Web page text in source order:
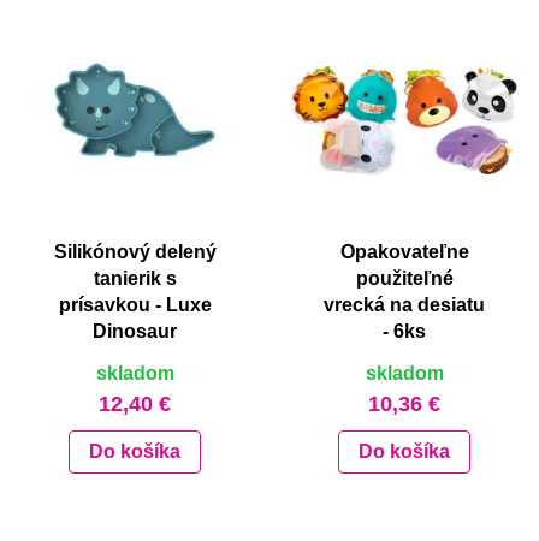
Silikónový delený
tanierik s
prísavkou - Luxe
Dinosaur
skladom
12,40 €
Do košíka
Opakovateľne
použiteľné
vrecká na desiatu
- 6ks
skladom
10,36 €
Do košíka